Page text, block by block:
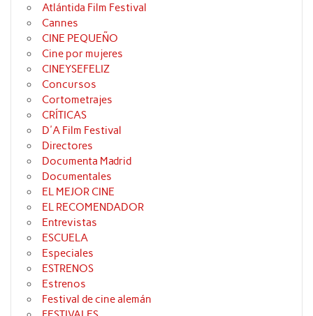
Atlántida Film Festival
Cannes
CINE PEQUEÑO
Cine por mujeres
CINEYSEFELIZ
Concursos
Cortometrajes
CRÍTICAS
D'A Film Festival
Directores
Documenta Madrid
Documentales
EL MEJOR CINE
EL RECOMENDADOR
Entrevistas
ESCUELA
Especiales
ESTRENOS
Estrenos
Festival de cine alemán